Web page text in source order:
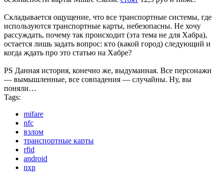
Складывается ощущение, что все транспортные системы, где
используются транспортные карты, небезопасны. Не хочу
рассуждать, почему так происходит (эта тема не для Хабра),
остается лишь задать вопрос: кто (какой город) следующий и
когда ждать про это статью на Хабре?
PS Данная история, конечно же, выдуманная. Все персонажи
— вымышленные, все совпадения — случайны. Ну, вы
поняли…
Tags:
mifare
nfc
взлом
транспортные карты
rfid
android
nxp